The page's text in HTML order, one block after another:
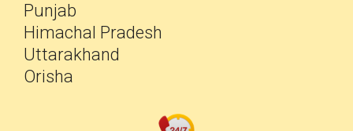
Punjab
Himachal Pradesh
Uttarakhand
Orisha